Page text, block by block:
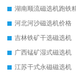
河北河沙磁选机价格
吉林铁矿干选磁选机
广西锰矿湿式磁选机
江苏干式永磁磁选机